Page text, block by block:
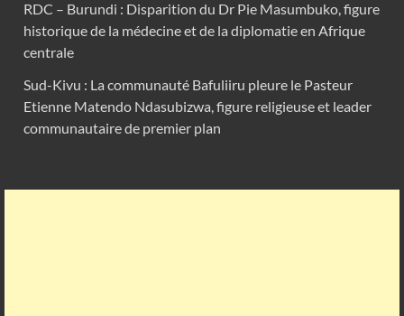
RDC – Burundi : Disparition du Dr Pie Masumbuko, figure
historique de la médecine et de la diplomatie en Afrique
centrale
Sud-Kivu : La communauté Bafuliiru pleure le Pasteur
Etienne Matendo Ndasubizwa, figure religieuse et leader
communautaire de premier plan